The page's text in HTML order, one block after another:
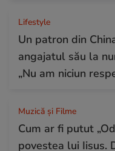
Lifestyle
Un patron din
angajatul său la
„Nu am niciun
Muzică și Filme
Cum ar fi putut
povestea lui Iisus.